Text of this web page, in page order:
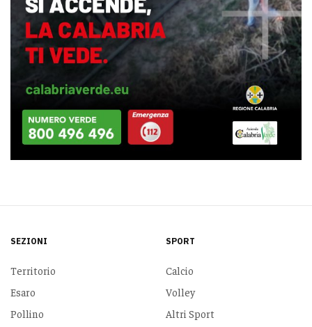
SEZIONI
Territorio
Esaro
Pollino
SPORT
Calcio
Volley
Altri Sport